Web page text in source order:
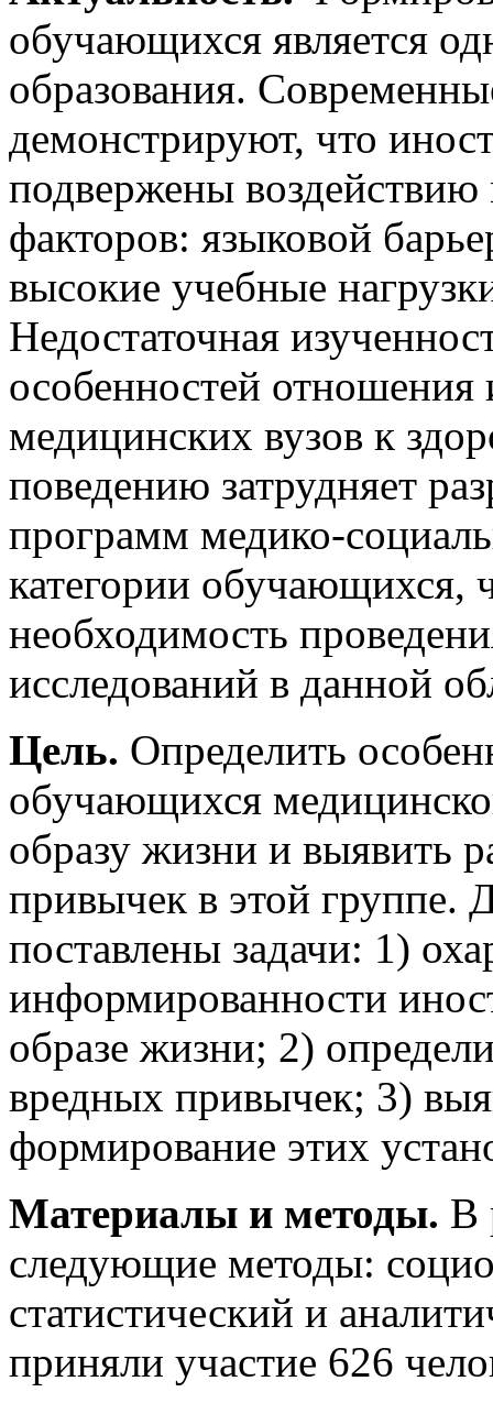
обучающихся является
образования.
демонстрируют, что
подвержены
факторов: языковой
высокие учебные
Недостаточная
особенностей отношения
медицинских вузов к
поведению затрудняет
программ медико-
категории обучающихся,
необходимость
исследований в данной
Цель. Определить
обучающихся
образу жизни и выявить
привычек в этой группе.
поставлены задачи: 1)
информированности
образе жизни; 2)
вредных привычек; 3)
формирование этих
Материалы и методы. В
следующие методы:
статистический и
приняли участие 626